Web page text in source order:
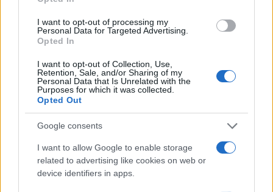
I want to opt-out of processing my
Personal Data for Targeted Advertising.
Opted In
I want to opt-out of Collection, Use,
Retention, Sale, and/or Sharing of my
Personal Data that Is Unrelated with the
Purposes for which it was collected.
Opted Out
Google consents
I want to allow Google to enable storage
related to advertising like cookies on web or
device identifiers in apps.